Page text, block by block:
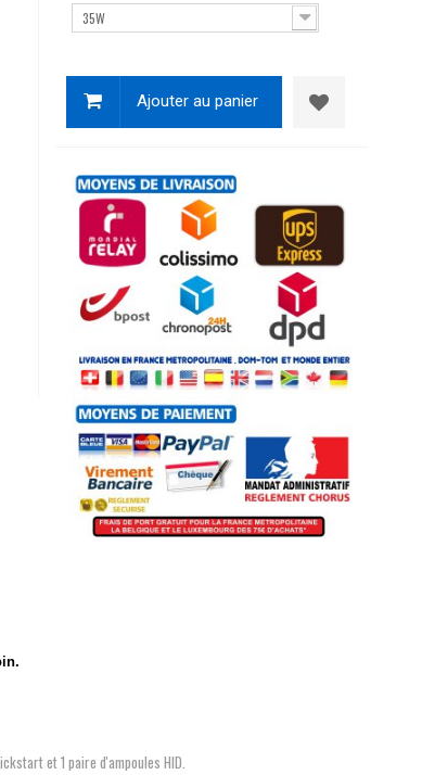
35W
Ajouter au panier
et 1 paire d'ampoules HID.